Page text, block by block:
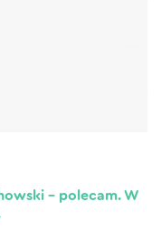
– polecam. W